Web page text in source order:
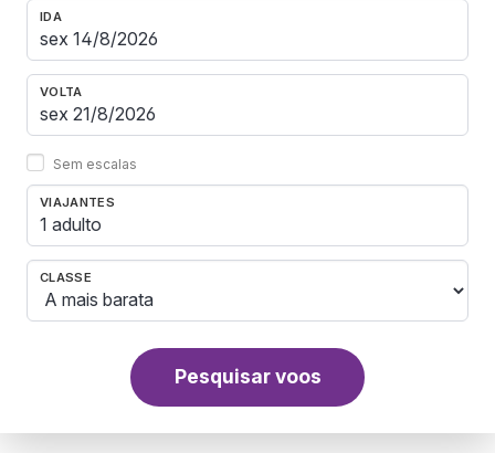
IDA
VOLTA
Sem escalas
VIAJANTES
1 adulto
CLASSE
Pesquisar voos